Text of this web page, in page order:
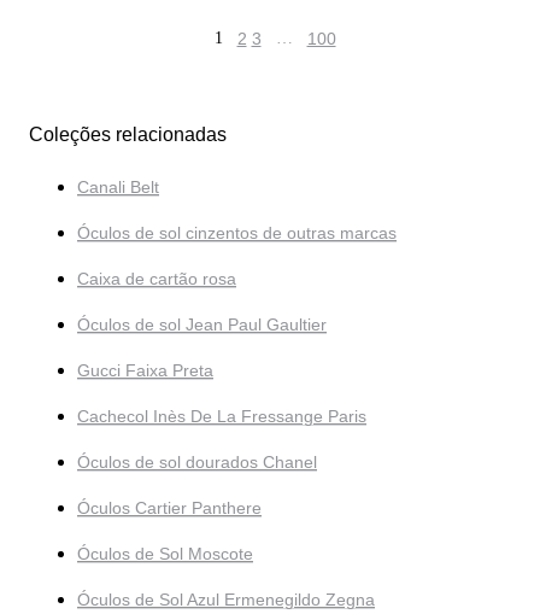
1 2 3 … 100
Coleções relacionadas
Canali Belt
Óculos de sol cinzentos de outras marcas
Caixa de cartão rosa
Óculos de sol Jean Paul Gaultier
Gucci Faixa Preta
Cachecol Inès De La Fressange Paris
Óculos de sol dourados Chanel
Óculos Cartier Panthere
Óculos de Sol Moscote
Óculos de Sol Azul Ermenegildo Zegna